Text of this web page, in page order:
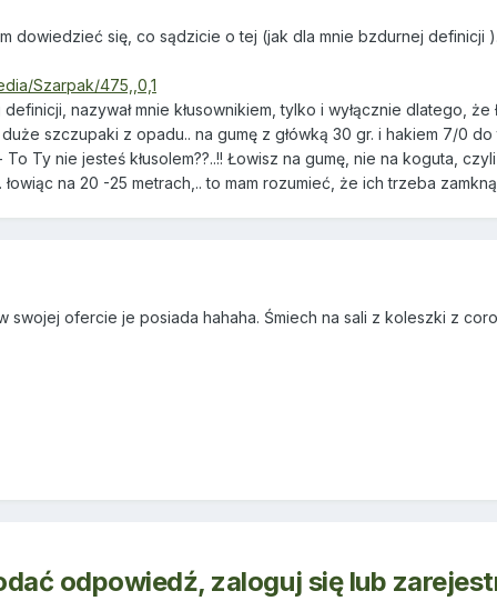
dowiedzieć się, co sądzicie o tej (jak dla mnie bzdurnej definicji
Szarpak/475,,0,1
nazywał mnie kłusownikiem, tylko i wyłącznie dlatego,
duże szczupaki z opadu.. na gumę z główką 30 gr. i hakiem 7/0
Ty nie jesteś kłusolem??..!! Łowisz na gumę, nie na koguta,
na 20 -25 metrach,.. to mam rozumieć, że ich trzeba
swojej ofercie je posiada hahaha. Śmiech na sali z koleszki z
odpowiedź, zaloguj się lub